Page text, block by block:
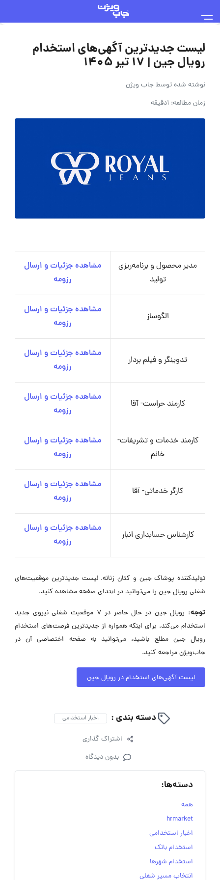
لیست جدیدترین آگهی‌های استخدام
رویال جین | ۱۷ تیر ۱۴۰۵
نوشته شده توسطجاب ویژن
زمان مطالعه: 1دقیقه
مدیر محصول و برنامه‌ریزی
تولید
مشاهده جزئیات و ارسال
رزومه
الگوساز
مشاهده جزئیات و ارسال
رزومه
تدوینگر و فیلم بردار
مشاهده جزئیات و ارسال
رزومه
کارمند حراست- آقا
مشاهده جزئیات و ارسال
رزومه
کارمند خدمات و تشریفات-
خانم
مشاهده جزئیات و ارسال
رزومه
کارگر خدماتی- آقا
مشاهده جزئیات و ارسال
رزومه
کارشناس حسابداری انبار
مشاهده جزئیات و ارسال
رزومه
تولیدکننده پوشاک جین و کتان زنانه. لیست جدیدترین موقعیت‌های
شغلی رویال جین را می‌توانید در ابتدای صفحه مشاهده کنید.
توجه:
رویال جین در حال حاضر در ۷ موقعیت شغلی نیروی جدید
استخدام می‌کند. برای اینکه همواره از جدیدترین فرصت‌های استخدام
رویال جین مطلع باشید، می‌توانید به صفحه اختصاصی آن در
جاب‌ویژن مراجعه کنید.
لیست آگهی‌های استخدام در رویال جین
دسته بندی : اخبار استخدامی
اشتراک گذاری
بدون دیدگاه
دسته‌ها:
همه
hrmarket
اخبار استخدامی
استخدام بانک
استخدام شهرها
انتخاب مسیر شغلی